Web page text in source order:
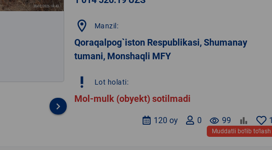
keyboard_arrow_right
location_on Manzil:
Qoraqalpog`iston Respublikasi, Shumanay
tumani, Monshaqli MFY
priority_high Lot holati:
Mol-mulk (obyekt) sotilmadi
1
remove_red_eye 99
0
120 oy
Muddatli bo‘lib to‘lash